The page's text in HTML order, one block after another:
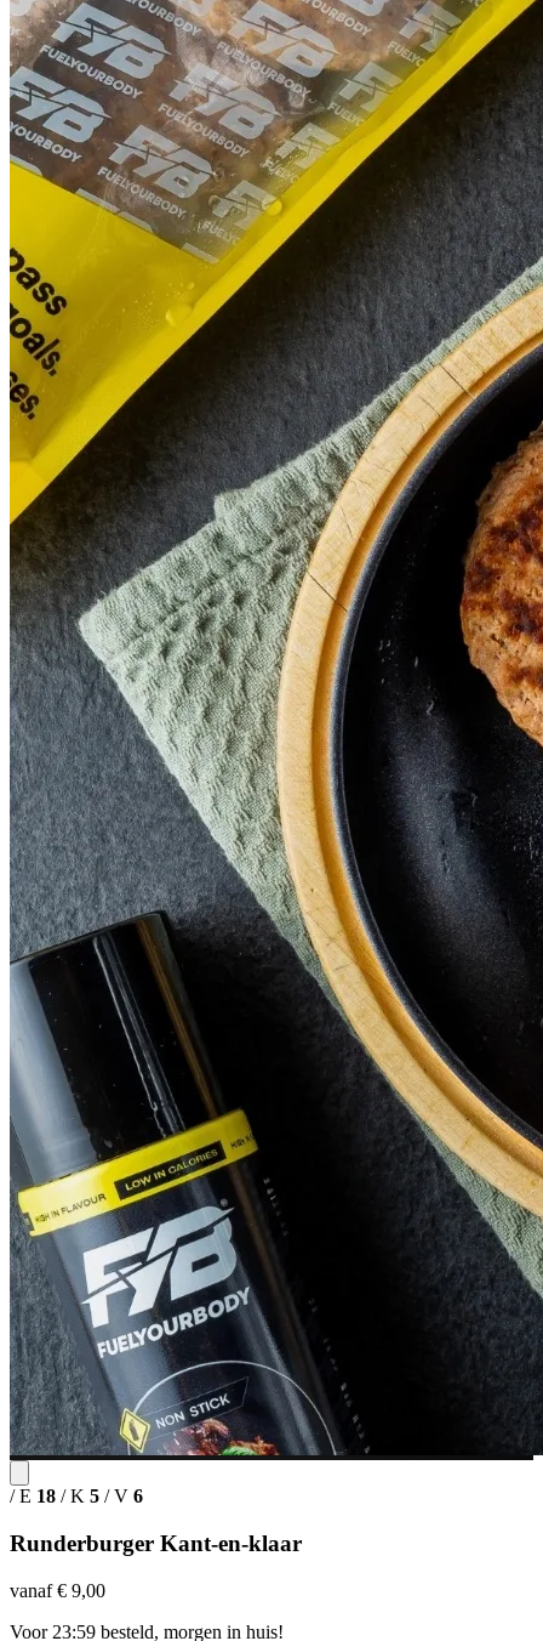
/ E 18 / K 5 / V 6
Runderburger Kant-en-klaar
vanaf € 9,00
Voor 23:59 besteld, morgen in huis!